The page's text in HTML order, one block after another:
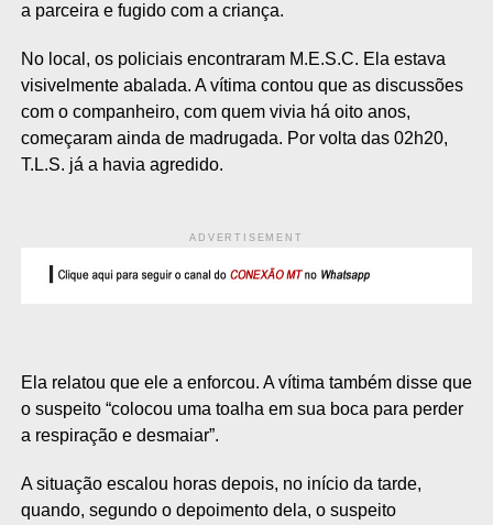
a parceira e fugido com a criança.
No local, os policiais encontraram M.E.S.C. Ela estava
visivelmente abalada. A vítima contou que as discussões
com o companheiro, com quem vivia há oito anos,
começaram ainda de madrugada. Por volta das 02h20,
T.L.S. já a havia agredido.
ADVERTISEMENT
Ela relatou que ele a enforcou. A vítima também disse que
o suspeito “colocou uma toalha em sua boca para perder
a respiração e desmaiar”.
A situação escalou horas depois, no início da tarde,
quando, segundo o depoimento dela, o suspeito